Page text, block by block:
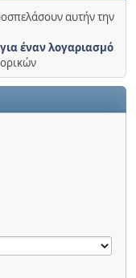
αυτήν την
έναν λογαριασμό